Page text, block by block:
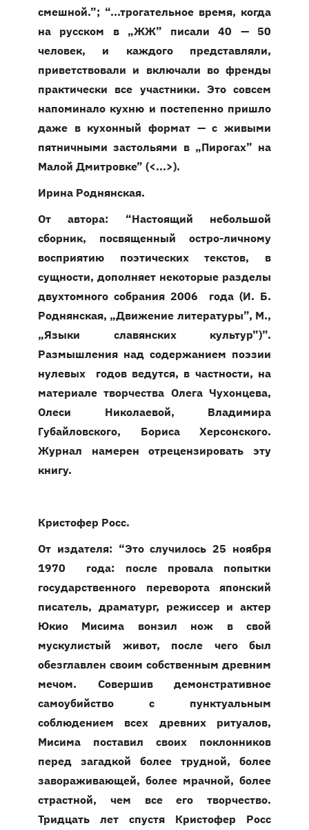
смешной.”; “...трогательное время, когда
на русском в „ЖЖ” писали 40 — 50
человек, и каждого представляли,
приветствовали и включали во френды
практически все участники. Это совсем
напоминало кухню и постепенно пришло
даже в кухонный формат — с живыми
пятничными застольями в „Пирогах” на
Малой Дмитровке” (<...>).
Ирина Роднянская.
От автора: “Настоящий небольшой
сборник, посвященный остро-личному
восприятию поэтических текстов, в
сущности, дополняет некоторые разделы
двухтомного собрания 2006 года (И. Б.
Роднянская, „Движение литературы”, М.,
„Языки славянских культур”)”.
Размышления над содержанием поэзии
нулевых годов ведутся, в частности, на
материале творчества Олега Чухонцева,
Олеси Николаевой, Владимира
Губайловского, Бориса Херсонского.
Журнал намерен отрецензировать эту
книгу.
Кристофер Росс.
От издателя: “Это случилось 25 ноября
1970 года: после провала попытки
государственного переворота японский
писатель, драматург, режиссер и актер
Юкио Мисима вонзил нож в свой
мускулистый живот, после чего был
обезглавлен своим собственным древним
мечом. Совершив демонстративное
самоубийство с пунктуальным
соблюдением всех древних ритуалов,
Мисима поставил своих поклонников
перед загадкой более трудной, более
завораживающей, более мрачной, более
страстной, чем все его творчество.
Тридцать лет спустя Кристофер Росс